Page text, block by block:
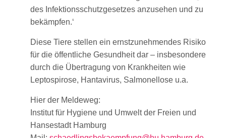
des Infektionsschutzgesetzes anzusehen und zu
bekämpfen.‘
Diese Tiere stellen ein ernstzunehmendes Risiko
für die öffentliche Gesundheit dar – insbesondere
durch die Übertragung von Krankheiten wie
Leptospirose, Hantavirus, Salmonellose u.a.
Hier der Meldeweg:
Institut für Hygiene und Umwelt der Freien und
Hansestadt Hamburg